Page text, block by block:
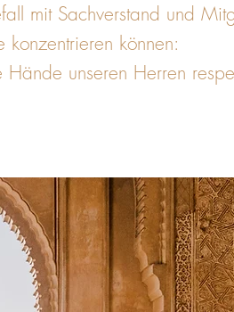
mit Sachverstand und
können:
unseren Herren